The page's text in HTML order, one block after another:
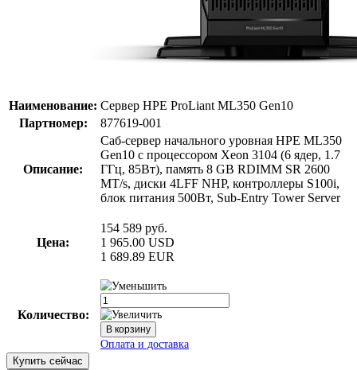
Наименование: Сервер HPE ProLiant ML350 Gen10
Партномер:
877619-001
Описание:
Саб-сервер начального уровная HPE ML350
Gen10 с процессором Xeon 3104 (6 ядер, 1.7
ГГц, 85Вт), память 8 GB RDIMM SR 2600
MT/s, диски 4LFF NHP, контроллеры S100i,
блок питания 500Вт, Sub-Entry Tower Server
Цена:
154 589 руб.
1 965.00 USD
1 689.89 EUR
Количество:
Купить сейчас